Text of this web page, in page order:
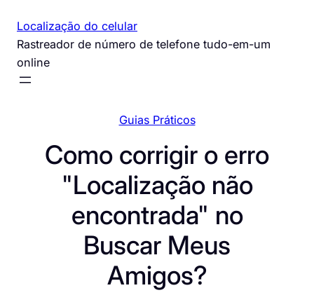
para
conteúdo
Localização do celular
Rastreador de número de telefone tudo-em-um
online
Guias Práticos
Como corrigir o erro
"Localização não
encontrada" no
Buscar Meus
Amigos?